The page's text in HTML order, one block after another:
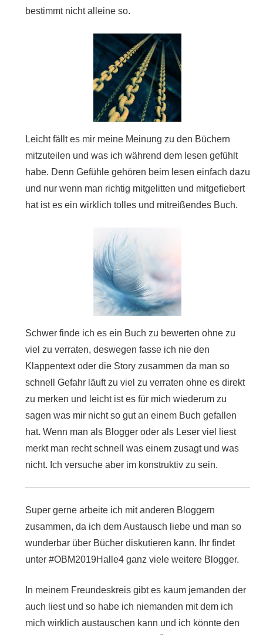
bestimmt nicht alleine so.
Leicht fällt es mir meine Meinung zu den Büchern
mitzuteilen und was ich während dem lesen gefühlt
habe. Denn Gefühle gehören beim lesen einfach dazu
und nur wenn man richtig mitgelitten und mitgefiebert
hat ist es ein wirklich tolles und mitreißendes Buch.
Schwer finde ich es ein Buch zu bewerten ohne zu
viel zu verraten, deswegen fasse ich nie den
Klappentext oder die Story zusammen da man so
schnell Gefahr läuft zu viel zu verraten ohne es direkt
zu merken und leicht ist es für mich wiederum zu
sagen was mir nicht so gut an einem Buch gefallen
hat. Wenn man als Blogger oder als Leser viel liest
merkt man recht schnell was einem zusagt und was
nicht. Ich versuche aber im konstruktiv zu sein.
Super gerne arbeite ich mit anderen Bloggern
zusammen, da ich dem Austausch liebe und man so
wunderbar über Bücher diskutieren kann. Ihr findet
unter #OBM2019Halle4 ganz viele weitere Blogger.
In meinem Freundeskreis gibt es kaum jemanden der
auch liest und so habe ich niemanden mit dem ich
mich wirklich austauschen kann und ich könnte den